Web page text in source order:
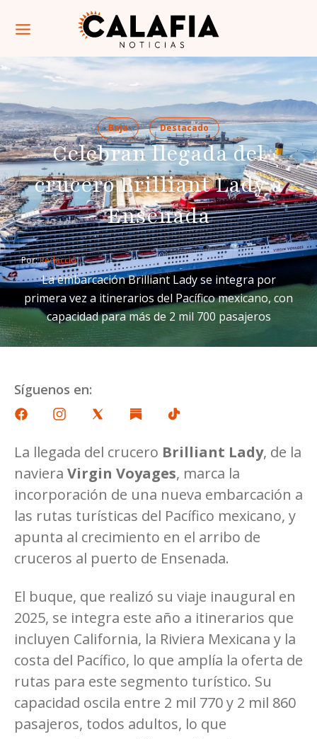
Baja Destacado
Celebran llegada del
crucero Brilliant Lady a
Ensenada
Por: Redacción
La embarcación Brilliant Lady se integra por
primera vez a itinerarios del Pacífico mexicano, con
capacidad para más de 2 mil 700 pasajeros
Síguenos en:
La llegada del crucero Brilliant Lady, de la
naviera Virgin Voyages, marca la
incorporación de una nueva embarcación a
las rutas turísticas del Pacífico mexicano, y
apunta al crecimiento en el arribo de
cruceros al puerto de Ensenada.
El buque, que realizó su viaje inaugural en
2025, se integra este año a itinerarios que
incluyen California, la Riviera Mexicana y la
costa del Pacífico, lo que amplía la oferta de
rutas para este segmento turístico. Su
capacidad oscila entre 2 mil 770 y 2 mil 860
pasajeros, todos adultos, lo que